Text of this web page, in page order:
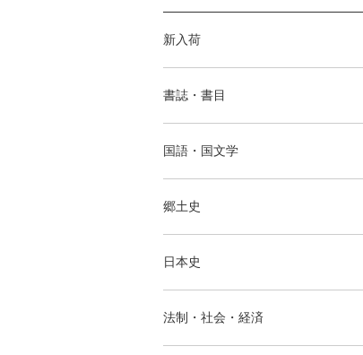
新入荷
書誌・書目
国語・国文学
郷土史
日本史
法制・社会・経済